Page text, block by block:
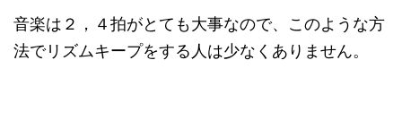
音楽は２，４拍がとても大事なので、このような方
法でリズムキープをする人は少なくありません。